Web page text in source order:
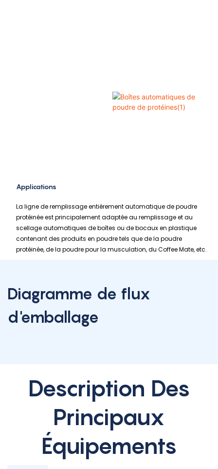
Applications
La ligne de remplissage entièrement automatique de poudre
protéinée est principalement adaptée au remplissage et au
scellage automatiques de boîtes ou de bocaux en plastique
contenant des produits en poudre tels que de la poudre
protéinée, de la poudre pour la musculation, du Coffee Mate, etc.
Diagramme de flux
d'emballage
Description Des
Principaux
Équipements